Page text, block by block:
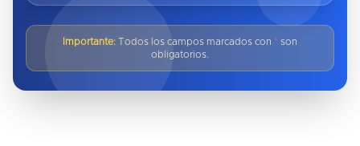
Importante: Todos los campos marcados con * son
obligatorios.